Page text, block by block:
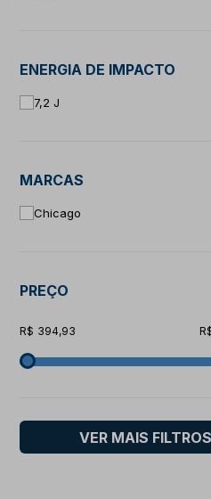
ENERGIA DE IMPACTO
7,2 J
MARCAS
Chicago
PREÇO
394,93
VER MAIS FILTROS